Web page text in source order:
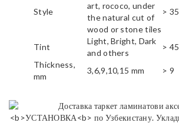
Style
art, rococo, under
the natural cut of
wood or stone tiles
> 35
Tint
Light, Bright, Dark
and others
> 45
Thickness,
mm
3,6,9,10,15 mm > 9